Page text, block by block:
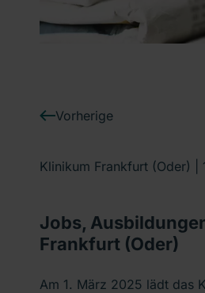
Vorherige
Klinikum Frankfurt (Oder) |
Jobs,
Frankfurt (Oder)
Am 1. März 2025 lädt das